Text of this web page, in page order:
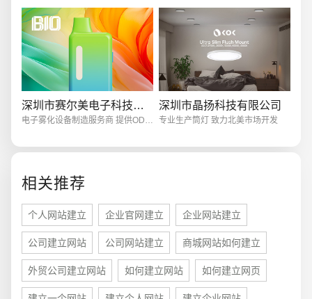
深圳市赛尔美电子科技有限公司
电子雾化设备制造服务商 提供ODM/OEM服务
深圳市晶扬科技有限公司
专业生产筒灯 致力北美市场开发
相关推荐
个人网站建立 企业官网建立 企业网站建立
公司建立网站 公司网站建立 商城网站如何建立
外贸公司建立网站 如何建立网站 如何建立网页
创意品牌型网站 · 标准企业官网建设 · 外贸网
电商及系统平台开发 · 微信小程序开发 ·